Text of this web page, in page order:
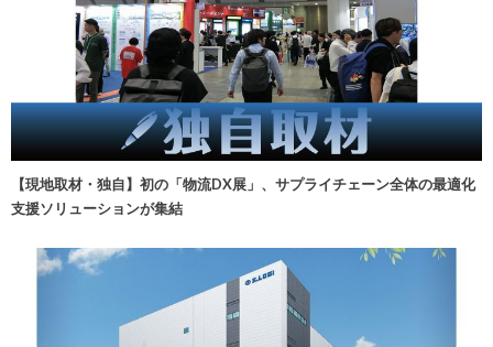
【現地取材・独自】初の「物流DX展」、サプライチェーン全体の最適化
支援ソリューションが集結